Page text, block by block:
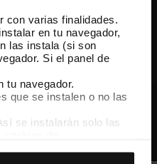
con varias finalidades.
en tu navegador,
las instala (si son
Si el panel de
tu navegador.
que se instalen o no las
se instalarán solo las
tu experiencia de
Otras webs de TMB
de interés Intranet